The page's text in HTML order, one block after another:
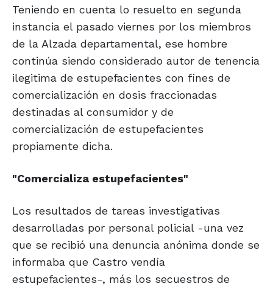
Teniendo en cuenta lo resuelto en segunda
instancia el pasado viernes por los miembros
de la Alzada departamental, ese hombre
continúa siendo considerado autor de tenencia
ilegitima de estupefacientes con fines de
comercialización en dosis fraccionadas
destinadas al consumidor y de
comercialización de estupefacientes
propiamente dicha.
"Comercializa estupefacientes"
Los resultados de tareas investigativas
desarrolladas por personal policial -una vez
que se recibió una denuncia anónima donde se
informaba que Castro vendía
estupefacientes-, más los secuestros de